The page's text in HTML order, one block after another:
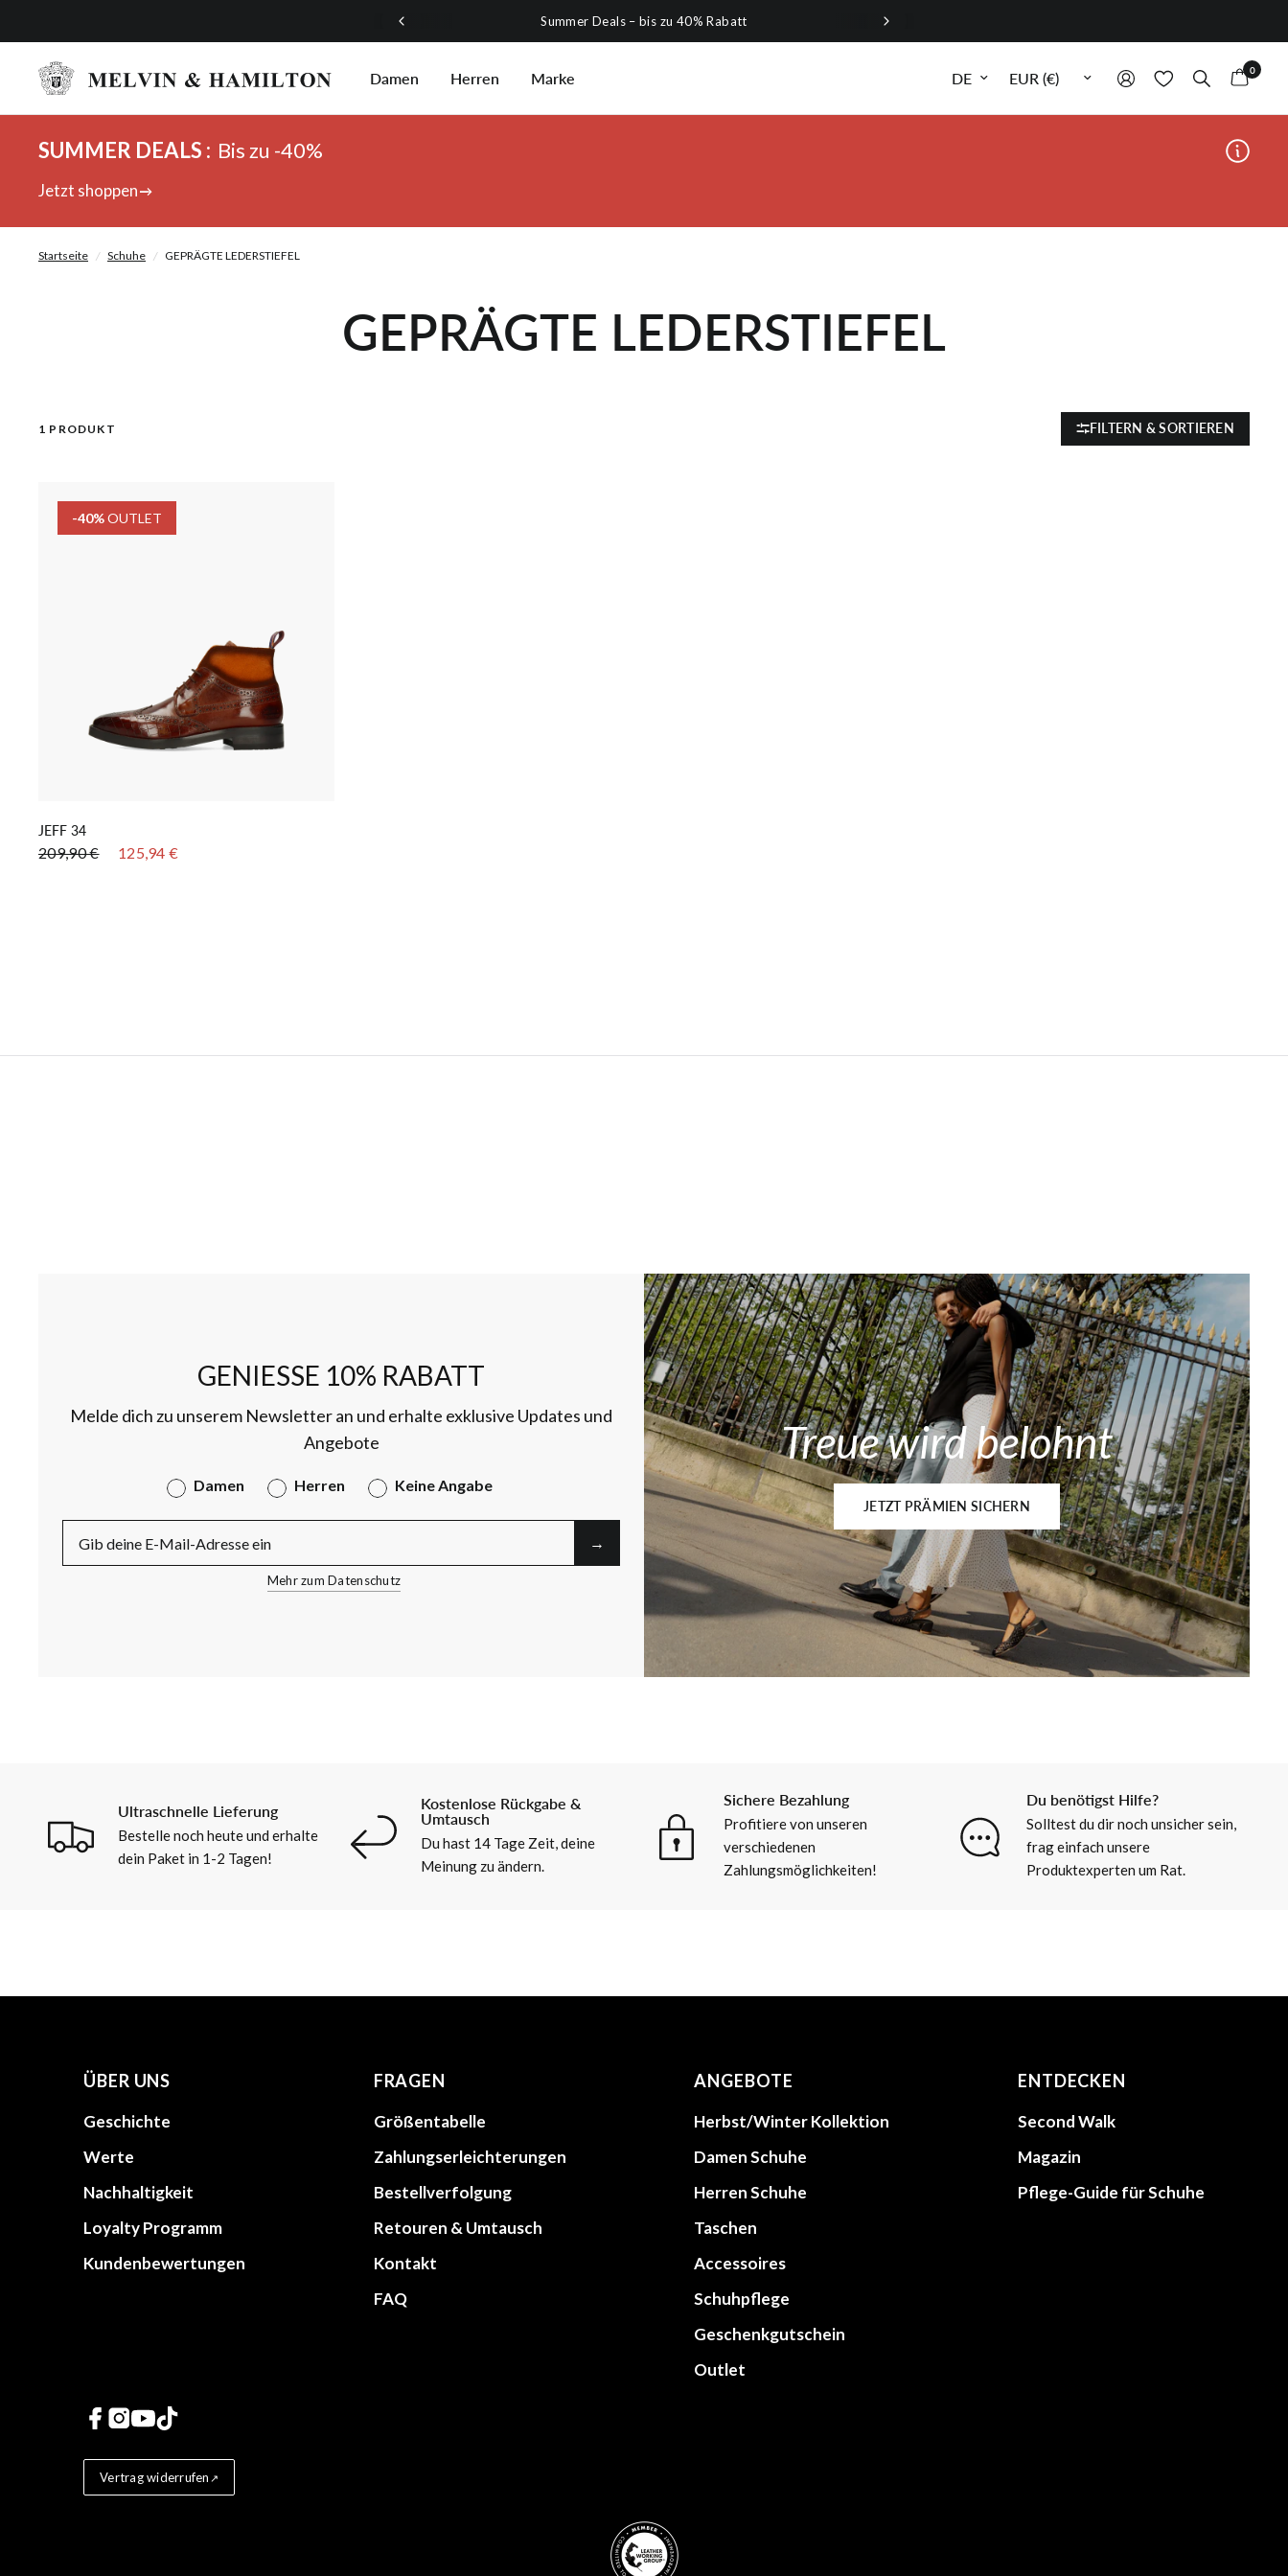
Summer Deals – bis zu 40% Rabatt
Damen Herren Marke Sprache aktualisierenWährung aktualisieren 0
SUMMER DEALS : Bis zu -40%
Jetzt shoppen
Startseite / Schuhe / GEPRÄGTE LEDERSTIEFEL
GEPRÄGTE LEDERSTIEFEL
1 PRODUKT FILTERN & SORTIEREN
-40%OUTLET
JEFF 34
209,90 € 125,94 €
GENIESSE 10% RABATT
Melde dich zu unserem Newsletter an und erhalte exklusive Updates und
Angebote
Damen Herren Keine Angabe
→︎
Mehr zum Datenschutz
Treue wird belohnt
JETZT PRÄMIEN SICHERN
Ultraschnelle Lieferung
Bestelle noch heute und erhalte
dein Paket in 1-2 Tagen!
Kostenlose Rückgabe &
Umtausch
Du hast 14 Tage Zeit, deine
Meinung zu ändern.
Sichere Bezahlung
Profitiere von unseren
verschiedenen
Zahlungsmöglichkeiten!
Du benötigst Hilfe?
Solltest du dir noch unsicher sein,
frag einfach unsere
Produktexperten um Rat.
ÜBER UNS
Geschichte
Werte
Nachhaltigkeit
Loyalty Programm
Kundenbewertungen
FRAGEN
Größentabelle
Zahlungserleichterungen
Bestellverfolgung
Retouren & Umtausch
Kontakt
FAQ
ANGEBOTE
Herbst/Winter Kollektion
Damen Schuhe
Herren Schuhe
Taschen
Accessoires
Schuhpflege
Geschenkgutschein
Outlet
ENTDECKEN
Second Walk
Magazin
Pflege-Guide für Schuhe
Links zu sozialen Netzwerken
Vertrag widerrufen